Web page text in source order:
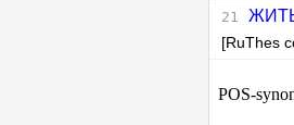
[RuThes
POS-